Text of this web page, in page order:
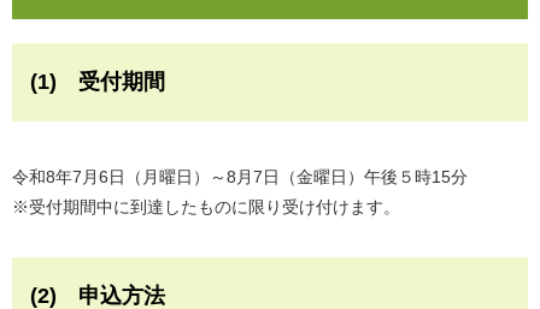
(1) 受付期間
令和8年7月6日（月曜日）～8月7日（金曜日）午後５時15分
※受付期間中に到達したものに限り受け付けます。
(2) 申込方法